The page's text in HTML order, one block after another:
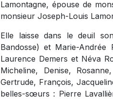
Lamontagne, épouse de
monsieur Joseph-Louis
Elle laisse dans le deuil
Bandosse) et Marie-Andrée
Laurence Demers et Néva
Micheline, Denise,
Gertrude, François,
belles-sœurs : Pierre